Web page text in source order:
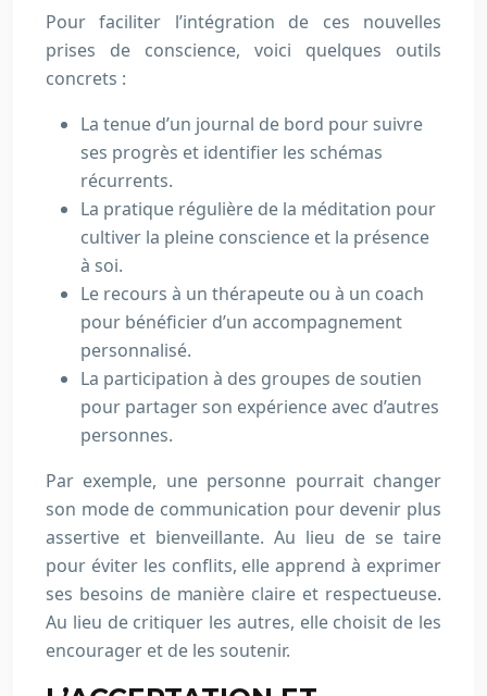
Pour faciliter l’intégration de ces nouvelles
prises de conscience, voici quelques outils
concrets :
La tenue d’un journal de bord pour suivre
ses progrès et identifier les schémas
récurrents.
La pratique régulière de la méditation pour
cultiver la pleine conscience et la présence
à soi.
Le recours à un thérapeute ou à un coach
pour bénéficier d’un accompagnement
personnalisé.
La participation à des groupes de soutien
pour partager son expérience avec d’autres
personnes.
Par exemple, une personne pourrait changer
son mode de communication pour devenir plus
assertive et bienveillante. Au lieu de se taire
pour éviter les conflits, elle apprend à exprimer
ses besoins de manière claire et respectueuse.
Au lieu de critiquer les autres, elle choisit de les
encourager et de les soutenir.